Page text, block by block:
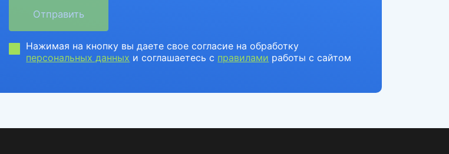
Нажимая на кнопку вы даете свое согласие на обработку
персональных данных и соглашаетесь с правилами работы с сайтом